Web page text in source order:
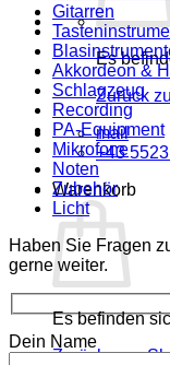
Es
Zurück
mail
+43
Warenkorb
Es befinden
Zurück zum
Gitarren
Akkordeon &
Schlagzeug
Recording
PA-Equipment
Mikrofone
Noten
Zubehör
Licht
Haben Sie Fragen
gerne weiter.
Dein Name